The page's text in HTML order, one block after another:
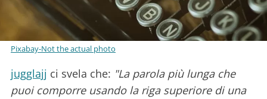
Pixabay-Not the actual photo
jugglajj ci svela che: "La parola più lunga che
puoi comporre usando la riga superiore di una